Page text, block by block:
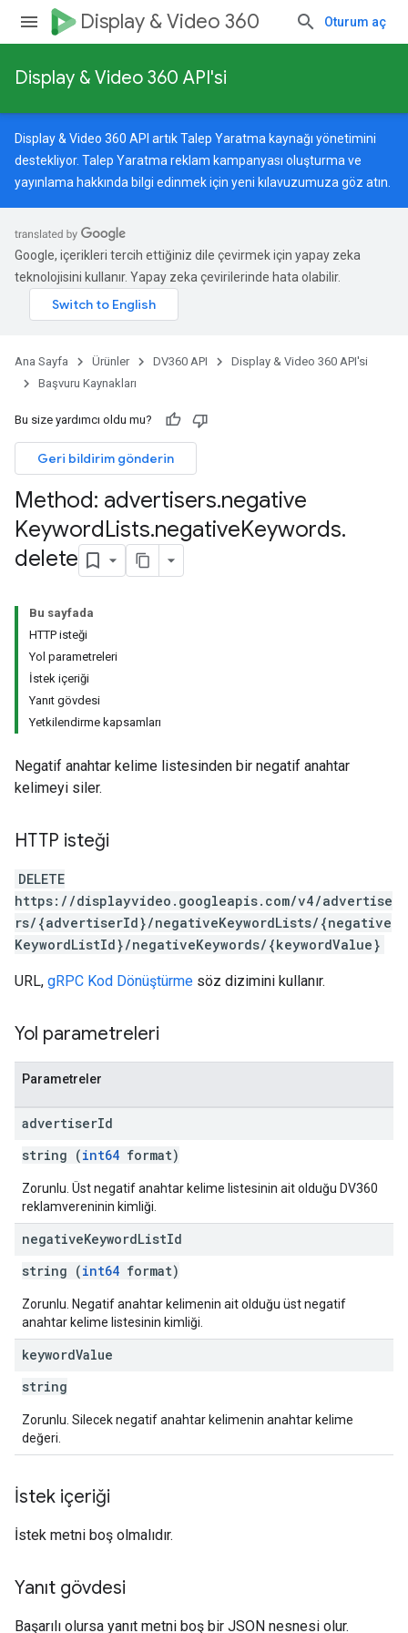
Display & Video 360 Oturum aç
Display & Video 360 API'si
Display & Video 360 API artık Talep Yaratma kaynağı yönetimini
destekliyor. Talep Yaratma reklam kampanyası oluşturma ve
yayınlama hakkında bilgi edinmek için yeni kılavuzumuza göz atın.
Google, içerikleri tercih ettiğiniz dile çevirmek için yapay zeka
teknolojisini kullanır. Yapay zeka çevirilerinde hata olabilir.
Ana Sayfa Ürünler DV360 API
Display & Video 360 API'si
Başvuru Kaynakları
Bu size yardımcı oldu mu?
Geri bildirim gönderin
Method: advertisers.negative
KeywordLists.negativeKeywords.
delete
Bu sayfada
HTTP isteği
Yol parametreleri
İstek içeriği
Yanıt gövdesi
Yetkilendirme kapsamları
Negatif anahtar kelime listesinden bir negatif anahtar
kelimeyi siler.
HTTP isteği
DELETE
https://displayvideo.googleapis.com/v4/advertise
rs/{advertiserId}/negativeKeywordLists/{negative
KeywordListId}/negativeKeywords/{keywordValue}
URL, gRPC Kod Dönüştürme söz dizimini kullanır.
Yol parametreleri
Parametreler
advertiserId
string (int64 format)
Zorunlu. Üst negatif anahtar kelime listesinin ait olduğu DV360
reklamvereninin kimliği.
negativeKeywordListId
string (int64 format)
Zorunlu. Negatif anahtar kelimenin ait olduğu üst negatif
anahtar kelime listesinin kimliği.
keywordValue
string
Zorunlu. Silecek negatif anahtar kelimenin anahtar kelime
değeri.
İstek içeriği
İstek metni boş olmalıdır.
Yanıt gövdesi
Başarılı olursa yanıt metni boş bir JSON nesnesi olur.